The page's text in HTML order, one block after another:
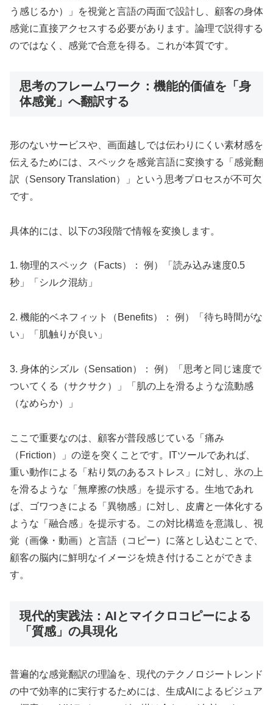
う感じるか）」を視覚と言語の両面で設計し、顧客の身体
感覚に直接アクセスする必要があります。論理で説得する
のではなく、感覚で合意を得る。これが本質です。
思考のフレームワーク：機能的価値を「身
体感覚」へ翻訳する
形のないサービスや、画面越しでは伝わりにくい素材感を
伝えるためには、スペックを感覚言語に変換する「感覚翻
訳（Sensory Translation）」という思考プロセスが不可欠
です。
具体的には、以下の3段階で情報を変換します。
1. 物理的スペック（Facts）： 例）「読み込み速度0.5
秒」「シルク混紡」
2. 機能的ベネフィット（Benefits）： 例）「待ち時間がな
い」「肌触りが良い」
3. 身体的シズル（Sensation）： 例）「思考と同じ速度で
ついてくる（サクサク）」「肌の上を滑るような流動感
（なめらか）」
ここで重要なのは、顧客が普段感じている「痛み
（Friction）」の逆を突くことです。ITツールであれば、
重い動作による「粘り気のあるストレス」に対し、氷の上
を滑るような「無摩擦の快感」を提示する。生地であれ
ば、ゴワつきによる「異物感」に対し、皮膚と一体化する
ような「融合感」を提示する。この対比構造を意識し、視
覚（画像・動画）と言語（コピー）に落とし込むことで、
顧客の脳内に鮮明なイメージを焼き付けることができま
す。
現代的実践法：AIとマイクロコピーによる
「質感」の具現化
普遍的な感覚翻訳の理論を、現代のテクノロジートレンド
の中で効率的に実行するためには、生成AIによるビジュア